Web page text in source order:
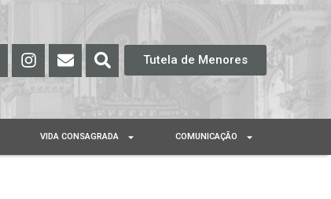
Tutela de Menores
VIDA CONSAGRADA COMUNICAÇÃO